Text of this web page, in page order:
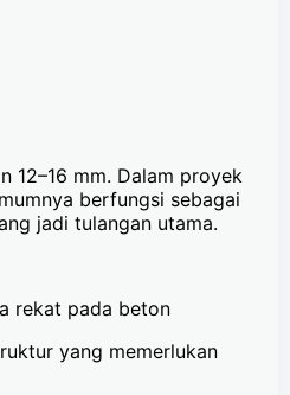
12–16 mm. Dalam proyek
berfungsi sebagai
jadi tulangan utama.
rekat pada beton
yang memerlukan